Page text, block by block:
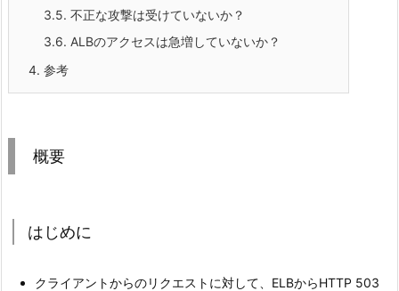
3.5. 不正な攻撃は受けていないか？
3.6. ALBのアクセスは急増していないか？
4. 参考
概要
はじめに
クライアントからのリクエストに対して、ELBからHTTP 503